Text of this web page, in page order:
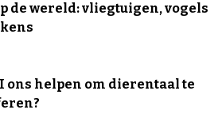
de wereld: vliegtuigen, vogels
ons helpen om dierentaal te